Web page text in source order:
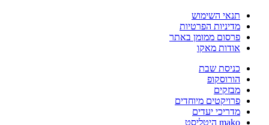
תנאי השימוש
מדיניות הפרטיות
פרסום ממומן באתר
אודות מאקו
כניסת שבת
הורוסקופ
מבזקים
פרויקטים מיוחדים
מדריכי יעדים
mako היטליסט